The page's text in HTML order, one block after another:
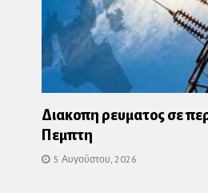
Διακοπη ρευματος σε
Πεμπτη
5 Αυγούστου, 2026